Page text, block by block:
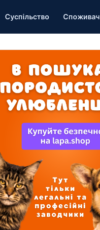
Суспільство Споживач